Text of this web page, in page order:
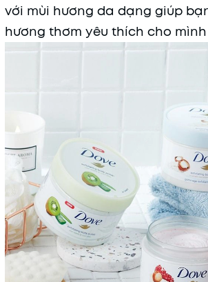
với mùi hương da dạng giúp
hương thơm yêu thích cho mình